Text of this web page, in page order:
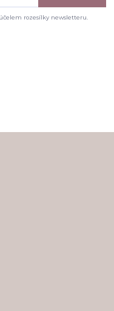
rozesílky newsletteru.